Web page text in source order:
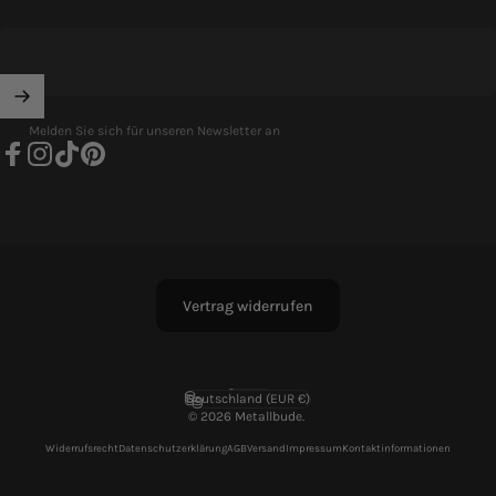
Melden Sie sich für unseren Newsletter an
Vertrag widerrufen
© 2026 Metallbude.
WiderrufsrechtDatenschutzerklärungAGBVersandImpressumKontaktinformationen
Sprache
Land/Region
Deutschland (EUR €)